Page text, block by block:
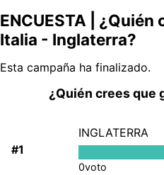
ENCUESTA | ¿Quién
Italia - Inglaterra?
Esta campaña ha finalizado.
¿Quién crees que
#1
INGLATERRA
0voto